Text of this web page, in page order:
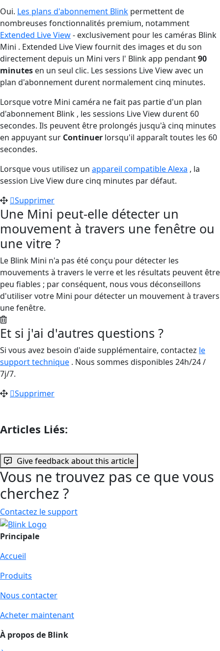
Oui. Les plans d'abonnement Blink permettent de
nombreuses fonctionnalités premium, notamment
Extended Live View- exclusivement pour les caméras Blink
Mini . Extended Live View fournit des images et du son
directement depuis un Mini vers l' Blink app pendant90
minutes en un seul clic. Les sessions Live View avec un
plan d'abonnement durent normalement cinq minutes.
Lorsque votre Mini caméra ne fait pas partie d'un plan
d'abonnement Blink , les sessions Live View durent 60
secondes. Ils peuvent être prolongés jusqu'à cinq minutes
en appuyant sur Continuer lorsqu'il apparaît toutes les 60
secondes.
Lorsque vous utilisez un appareil compatible Alexa , la
session Live View dure cinq minutes par défaut.
Supprimer
Une Mini peut-elle détecter un
mouvement à travers une fenêtre ou
une vitre ?
Le Blink Mini n'a pas été conçu pour détecter les
mouvements à travers le verre et les résultats peuvent être
peu fiables ; par conséquent, nous vous déconseillons
d'utiliser votre Mini pour détecter un mouvement à travers
une fenêtre.
Et si j'ai d'autres questions ?
Si vous avez besoin d'aide supplémentaire, contactez le
support technique . Nous sommes disponibles 24h/24 /
7j/7.
Supprimer
Articles Liés:
Give feedback about this article
Vous ne trouvez pas ce que vous
cherchez ?
Contactez le support
Principale
Accueil
Produits
Nous contacter
Acheter maintenant
À propos de Blink